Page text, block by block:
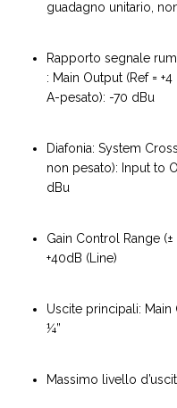
guadagno unitario,
Rapporto segnale
: Main Output (Ref =
A-pesato): -70 dBu
Diafonia: System
non pesato): Input to
dBu
Gain Control Range (±
+40dB (Line)
Uscite principali: Main
¼”
Massimo livello